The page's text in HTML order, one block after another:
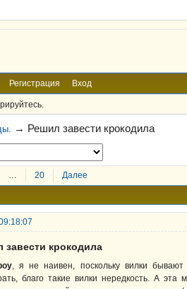
Регистрация Вход
→ Решил завести крокодила
… 20 Далее
завести крокодила
, я не наивен, поскольку вилки
благо такие вилки нередкость. А